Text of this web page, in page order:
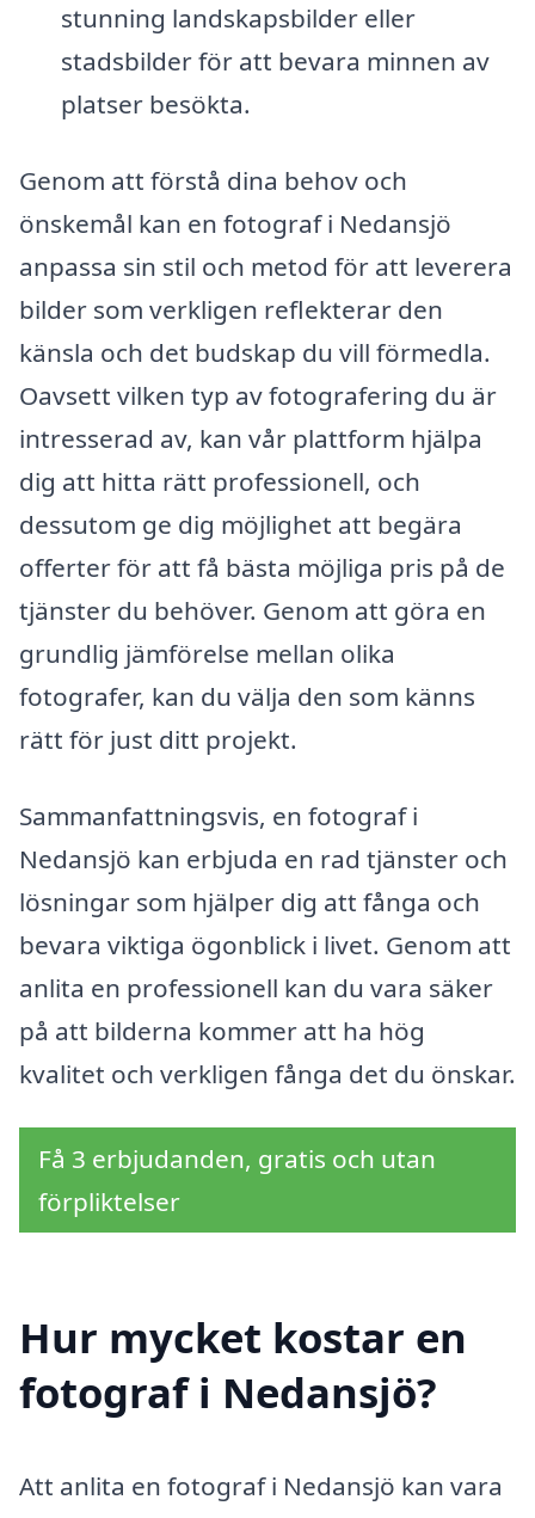
stunning landskapsbilder eller
stadsbilder för att bevara minnen av
platser besökta.
Genom att förstå dina behov och
önskemål kan en fotograf i Nedansjö
anpassa sin stil och metod för att leverera
bilder som verkligen reflekterar den
känsla och det budskap du vill förmedla.
Oavsett vilken typ av fotografering du är
intresserad av, kan vår plattform hjälpa
dig att hitta rätt professionell, och
dessutom ge dig möjlighet att begära
offerter för att få bästa möjliga pris på de
tjänster du behöver. Genom att göra en
grundlig jämförelse mellan olika
fotografer, kan du välja den som känns
rätt för just ditt projekt.
Sammanfattningsvis, en fotograf i
Nedansjö kan erbjuda en rad tjänster och
lösningar som hjälper dig att fånga och
bevara viktiga ögonblick i livet. Genom att
anlita en professionell kan du vara säker
på att bilderna kommer att ha hög
kvalitet och verkligen fånga det du önskar.
Få 3 erbjudanden, gratis och utan
förpliktelser
Hur mycket kostar en
fotograf i Nedansjö?
Att anlita en fotograf i Nedansjö kan vara